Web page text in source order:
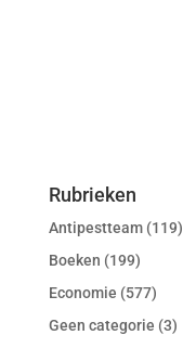
Rubrieken
Antipestteam(119)
Boeken (199)
Economie (577)
Geen categorie (3)